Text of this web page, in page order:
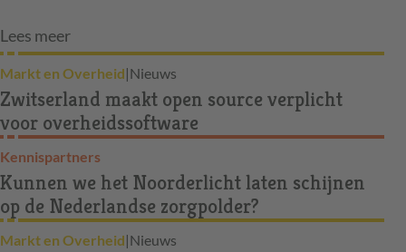
Lees meer
Markt en Overheid|Nieuws
Zwitserland maakt open source verplicht
voor overheidssoftware
Kennispartners
Kunnen we het Noorderlicht laten schijnen
op de Nederlandse zorgpolder?
Markt en Overheid|Nieuws